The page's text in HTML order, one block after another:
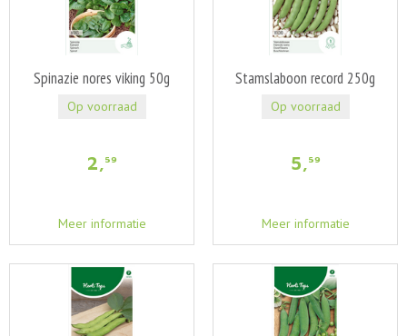
Spinazie nores viking 50g
2,59
Meer informatie
Op voorraad
Stamslaboon record 250g
5,59
Meer informatie
Op voorraad